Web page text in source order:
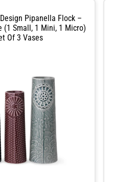
Pipanella Flock –
(1 Small, 1 Mini, 1 Micro)
Of 3 Vases